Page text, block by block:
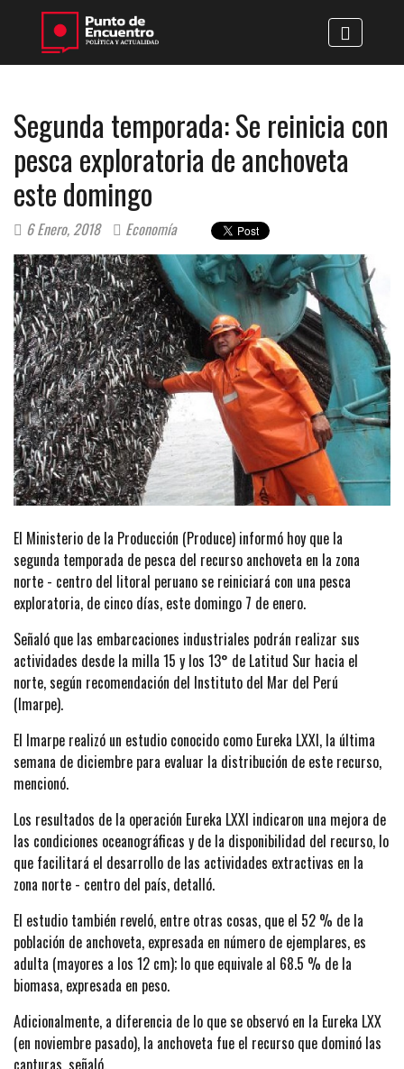
Segunda temporada: Se reinicia con
pesca exploratoria de anchoveta
este domingo
6 Enero, 2018 Economía
El Ministerio de la Producción (Produce) informó hoy que la
segunda temporada de pesca del recurso anchoveta en la zona
norte - centro del litoral peruano se reiniciará con una pesca
exploratoria, de cinco días, este domingo 7 de enero.
Señaló que las embarcaciones industriales podrán realizar sus
actividades desde la milla 15 y los 13° de Latitud Sur hacia el
norte, según recomendación del Instituto del Mar del Perú
(Imarpe).
El Imarpe realizó un estudio conocido como Eureka LXXI, la última
semana de diciembre para evaluar la distribución de este recurso,
mencionó.
Los resultados de la operación Eureka LXXI indicaron una mejora de
las condiciones oceanográficas y de la disponibilidad del recurso, lo
que facilitará el desarrollo de las actividades extractivas en la
zona norte - centro del país, detalló.
El estudio también reveló, entre otras cosas, que el 52 % de la
población de anchoveta, expresada en número de ejemplares, es
adulta (mayores a los 12 cm); lo que equivale al 68.5 % de la
biomasa, expresada en peso.
Adicionalmente, a diferencia de lo que se observó en la Eureka LXX
(en noviembre pasado), la anchoveta fue el recurso que dominó las
capturas, señaló.